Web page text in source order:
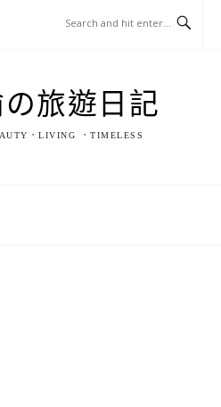
旅遊日記
．LIVING ．TIMELESS